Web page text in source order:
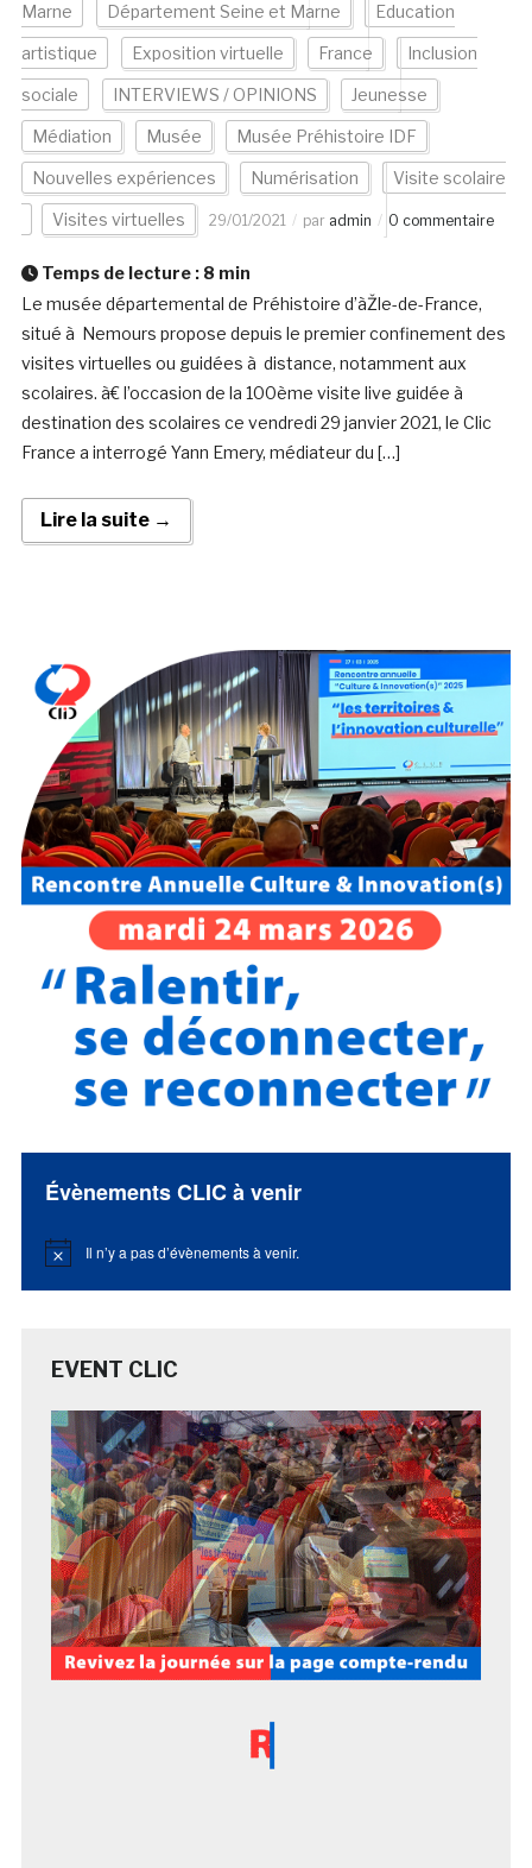
Marne Département Seine et Marne Education
artistique Exposition virtuelle France Inclusion
sociale INTERVIEWS / OPINIONS Jeunesse
Médiation Musée Musée Préhistoire IDF
Nouvelles expériences Numérisation Visite scolaire
Visites virtuelles 29/01/2021 par admin 0 commentaire
Temps de lecture : 8 min
Le musée départemental de Préhistoire d’àŽle-de-France,
situé à Nemours propose depuis le premier confinement des
visites virtuelles ou guidées à distance, notamment aux
scolaires. à€ l’occasion de la 100ème visite live guidée à
destination des scolaires ce vendredi 29 janvier 2021, le Clic
France a interrogé Yann Emery, médiateur du […]
Lire la suite →
Évènements CLIC à venir
Notice Il n’y a pas d’évènements à venir.
EVENT CLIC